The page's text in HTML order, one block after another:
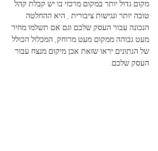
מקום גדול יותר במקום מרכזי בו יש קבלת קהל
טובה יותר ונגישות ציבורית , היא ההחלטה
הנכונה עבור העסק שלכם וגם אם תשלמו מחיר
מעט גבוהה ממקום מעט מרוחק, המכלול הכולל
של הנתונים יראו שזאת אכן מיקום מנצח עבור
העסק שלכם.